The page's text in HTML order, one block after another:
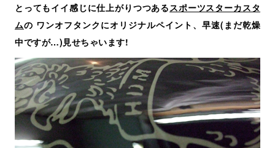
とってもイイ感じに仕上がりつつある スポーツスターカスタ
ムの ワンオフタンクにオリジナルペイント、早速(まだ乾燥
中ですが…)見せちゃいます!